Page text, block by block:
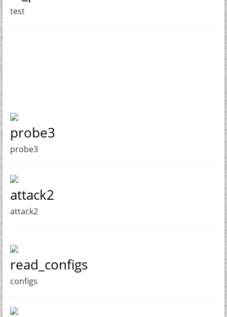
test
probe3
probe3
attack2
attack2
read_configs
configs